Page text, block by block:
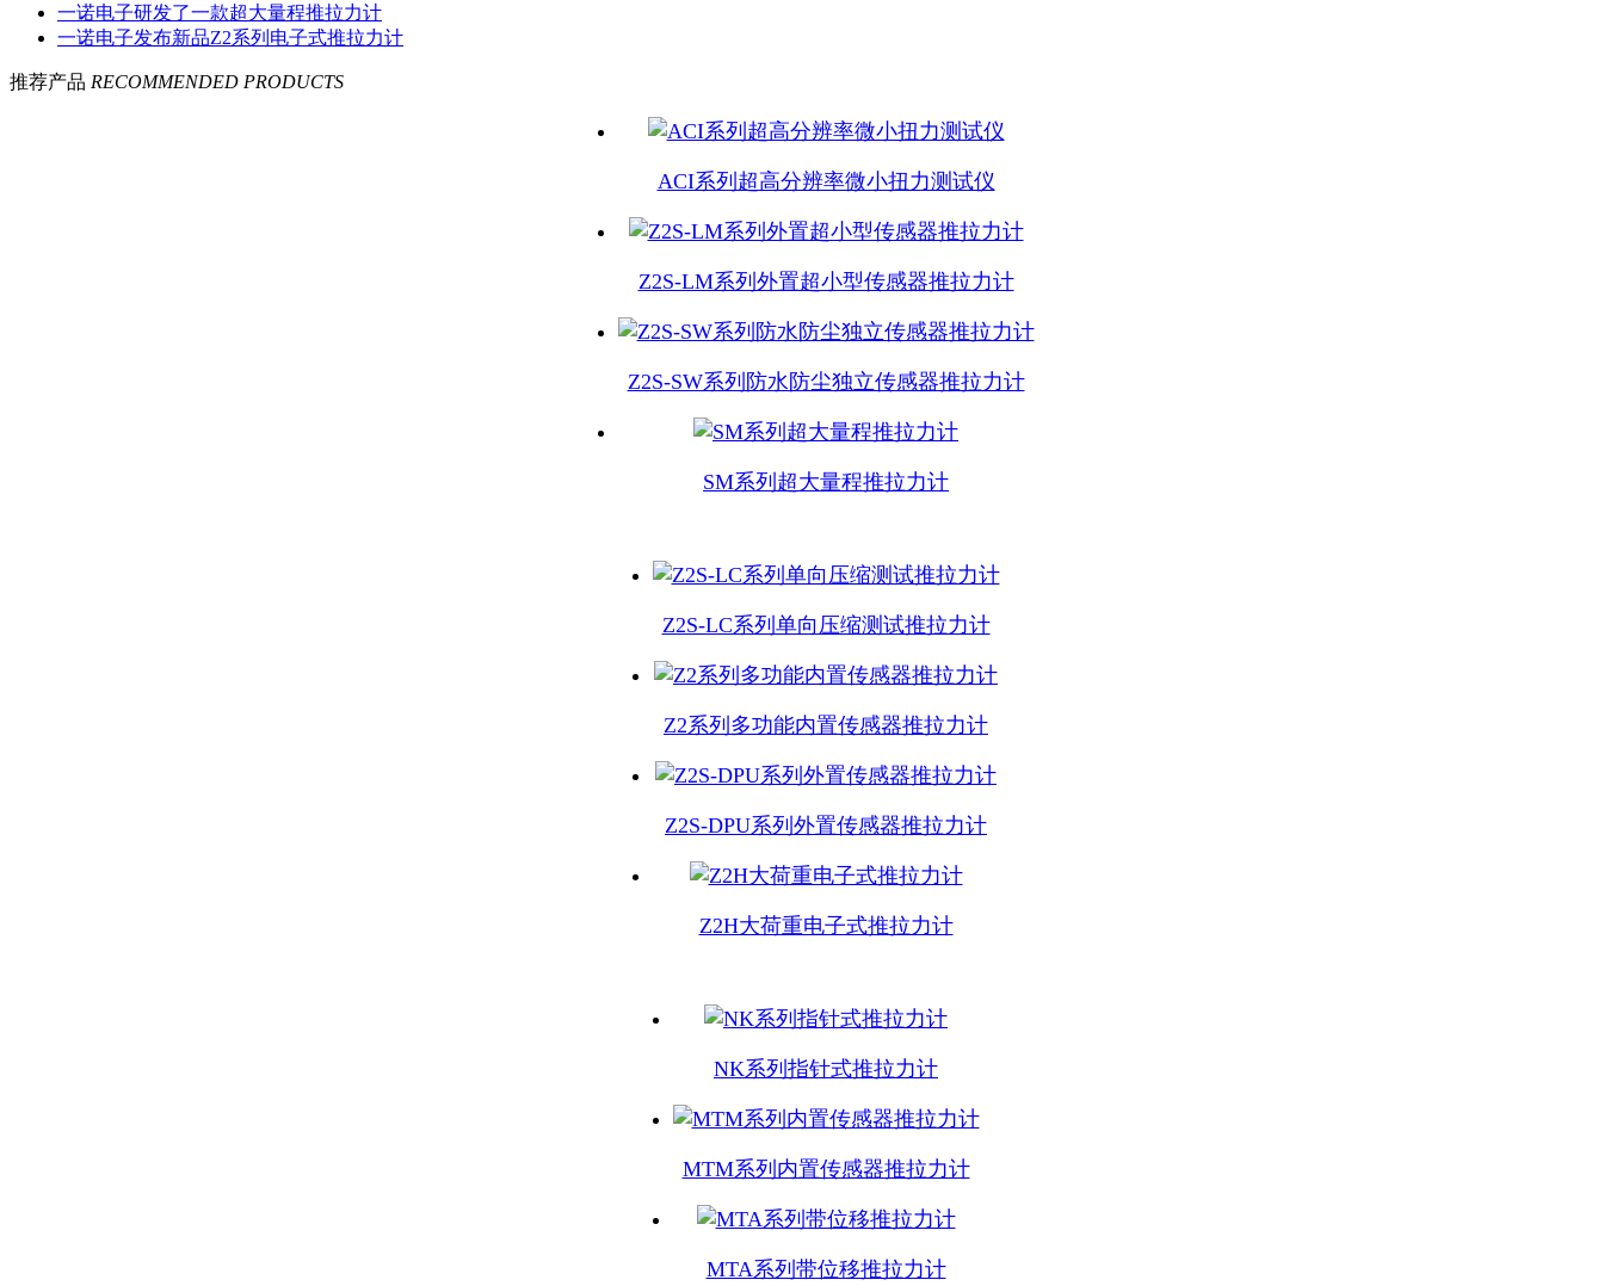
一诺电子研发了一款超大量程推拉力计
一诺电子发布新品Z2系列电子式推拉力计
推荐产品 RECOMMENDED PRODUCTS
ACI系列超高分辨率微小扭力测试仪
Z2S-LM系列外置超小型传感器推拉力计
Z2S-SW系列防水防尘独立传感器推拉力计
SM系列超大量程推拉力计
Z2S-LC系列单向压缩测试推拉力计
Z2系列多功能内置传感器推拉力计
Z2S-DPU系列外置传感器推拉力计
Z2H大荷重电子式推拉力计
NK系列指针式推拉力计
MTM系列内置传感器推拉力计
MTA系列带位移推拉力计